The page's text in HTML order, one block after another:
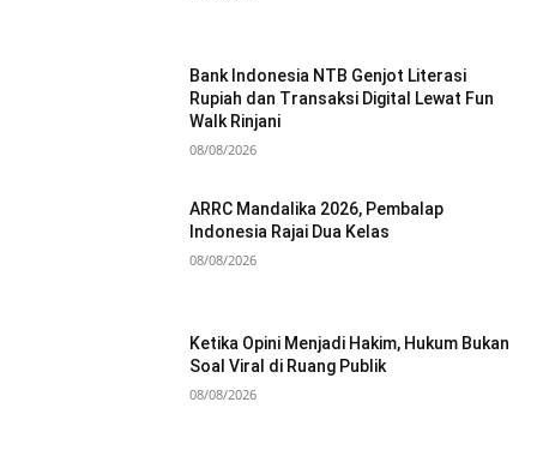
Bank Indonesia NTB Genjot Literasi
Rupiah dan Transaksi Digital Lewat Fun
Walk Rinjani
08/08/2026
ARRC Mandalika 2026, Pembalap
Indonesia Rajai Dua Kelas
08/08/2026
Ketika Opini Menjadi Hakim, Hukum Bukan
Soal Viral di Ruang Publik
08/08/2026